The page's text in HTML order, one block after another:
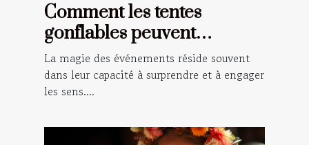
Comment les tentes
gonflables peuvent
transformer vos
événements en spectacles
La magie des événements réside souvent
dans leur capacité à surprendre et à engager
les sens....